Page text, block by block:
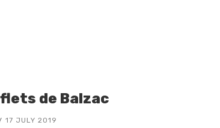
de Balzac
17 JULY 2019